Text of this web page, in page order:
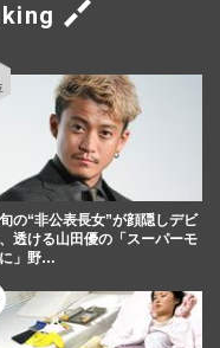
の“非公表長女”が顔隠しデビ
透ける山田優の「スーパーモ
」野…